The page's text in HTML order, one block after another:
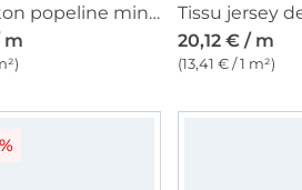
Tissu coton popeline mini Coeurs, rose millennial
m
20,12 € / m
(13,41 € / 1 m²)